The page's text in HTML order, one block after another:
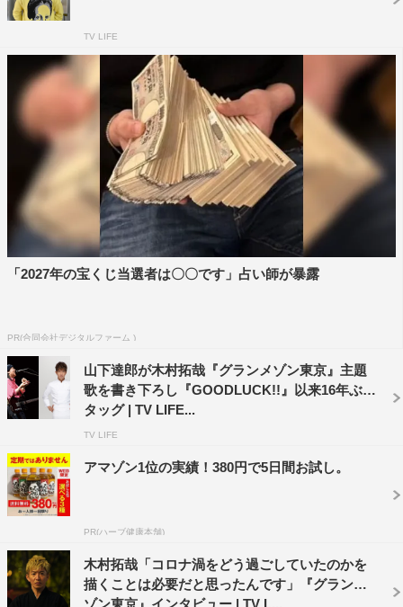
換えに、レシピや盛り付けの監修を課されており、「グラ
ンメゾン東京」のメンバーは、契約上自由に料理と向き合
えない状況を余儀なくされている。さらに明石は「メイユ
ール京都」と新たな契約を結ぼうともくろむ。
さらに、スペシャルドラマのキービジュアルも解禁。「メ
イユール京都」の正装・作務衣姿の尾花は、かつて一緒に
三つ星を目指した「グランメゾン東京」の仲間たちとは別
方向を向いているビジュアルとなっている。果たして、尾
花が見据える未来とは…。
放送に先駆け、9月1日からU-NEXTとNetflixで日曜劇場
るとともに、5週にわたって週間TOP10入りを果たした。
さらに海外では、インドネシア・シンガポール・台湾で
Netflix週間TOP10（シリーズ）入りしている（インドネシ
ア・シンガポール・台湾：9月9日～15日／日本：9月2日
窪田正孝 コメント
あの『グランメゾン東京』の続編に参加できて素直にうれ
しかったです。
湯浅は、純粋に「フレンチが大好き」で料理に嘘偽りなく
TV LIFE
「2027年の宝くじ当選者は〇〇です」占い師が暴露
PR(合同会社デジタルファーム )
山下達郎が木村拓哉『グランメゾン東京』主題
歌を書き下ろし『GOODLUCK!!』以来16年ぶり
タッグ | TV LIFE...
TV LIFE
アマゾン1位の実績！380円で5日間お試し。
PR(ハーブ健康本舗)
木村拓哉「コロナ渦をどう過ごしていたのかを
描くことは必要だと思ったんです」『グランメ
ゾン東京』インタビュー | TV L...